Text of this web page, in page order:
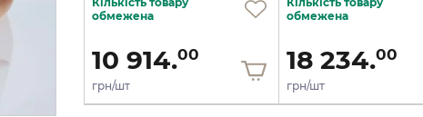
обмежена
10 914.00
грн/шт
обмежена
18 234.00
грн/шт